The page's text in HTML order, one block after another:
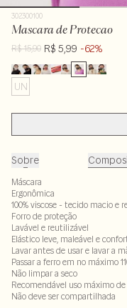
302300100
Mascara de Protecao
R$ 15,90 R$ 5,99 -62%
UN
Sobre
Máscara
Ergonômica
100% viscose - tecido macio e
Forro de proteção
Lavável e reutilizável
Elástico leve, maleável e
Lavar antes de usar e lavar a
Passar a ferro em no máximo
Não limpar a seco
Recomendável uso máximo de
Não deve ser compartilhada